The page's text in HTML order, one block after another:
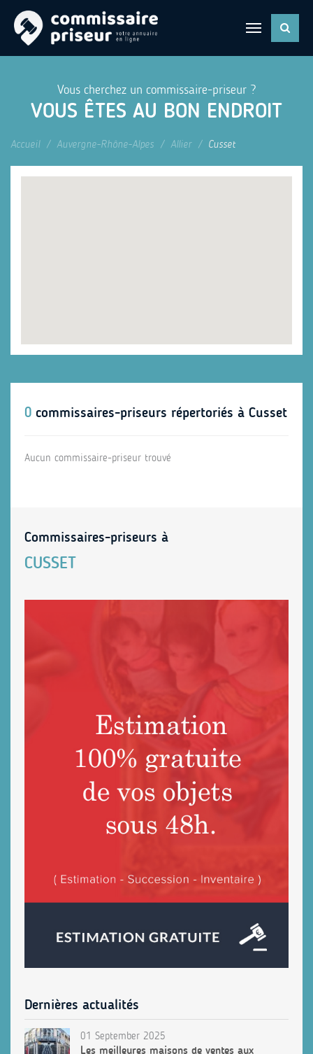
Vous cherchez un commissaire-priseur ?
VOUS ÊTES AU BON ENDROIT
Accueil Auvergne-Rhône-Alpes Allier Cusset
0 commissaires-priseurs répertoriés à Cusset
Aucun commissaire-priseur trouvé
Commissaires-priseurs à
CUSSET
Dernières actualités
01 September 2025
Les meilleures maisons de ventes aux